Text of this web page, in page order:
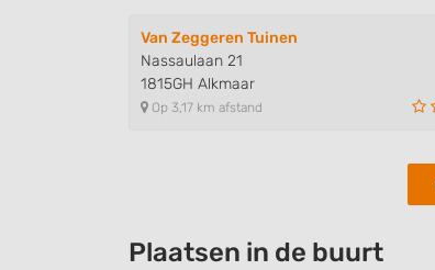
Van Zeggeren Tuinen
Nassaulaan 21
1815GH Alkmaar
Op 3,17 km afstand
Plaatsen in de buurt